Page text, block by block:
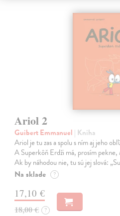
Ariol 2
Guibert Emmanuel | Kniha
Ariol je tu zas a spolu s ním aj jeho
A Superkôň Erdži má, prosím pekne,
Ak by náhodou nie, tu sú jej slová:
Na sklade ?
17,10 €
18,00 € ?